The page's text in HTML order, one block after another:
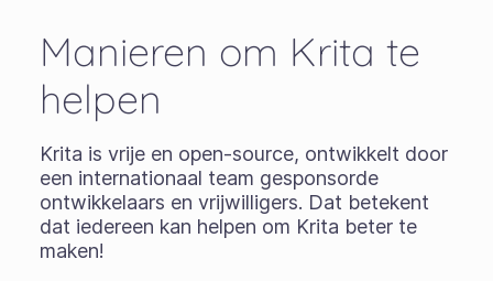
Manieren om Krita te
helpen
Krita is vrije en open-source, ontwikkelt door
een internationaal team gesponsorde
ontwikkelaars en vrijwilligers. Dat betekent
dat iedereen kan helpen om Krita beter te
maken!